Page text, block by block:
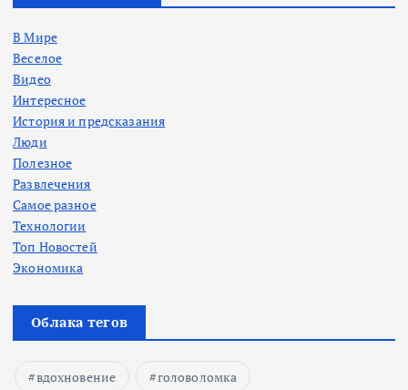
В Мире
Веселое
Видео
Интересное
История и предсказания
Люди
Полезное
Развлечения
Самое разное
Технологии
Топ Новостей
Экономика
Облака тегов
вдохновение
головоломка